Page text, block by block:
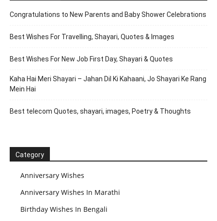
Congratulations to New Parents and Baby Shower Celebrations
Best Wishes For Travelling, Shayari, Quotes & Images
Best Wishes For New Job First Day, Shayari & Quotes
Kaha Hai Meri Shayari – Jahan Dil Ki Kahaani, Jo Shayari Ke Rang
Mein Hai
Best telecom Quotes, shayari, images, Poetry & Thoughts
Category
Anniversary Wishes
Anniversary Wishes In Marathi
Birthday Wishes In Bengali